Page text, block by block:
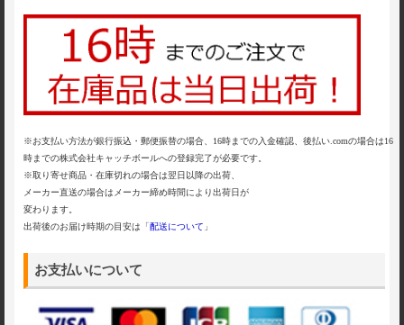
※お支払い方法が銀行振込・郵便振替の場合、16時までの入金確認、後払い.comの場合は16
時までの株式会社キャッチボールへの登録完了が必要です。
※取り寄せ商品・在庫切れの場合は翌日以降の出荷、
メーカー直送の場合はメーカー締め時間により出荷日が
変わります。
出荷後のお届け時期の目安は「 配送について 」
お支払いについて